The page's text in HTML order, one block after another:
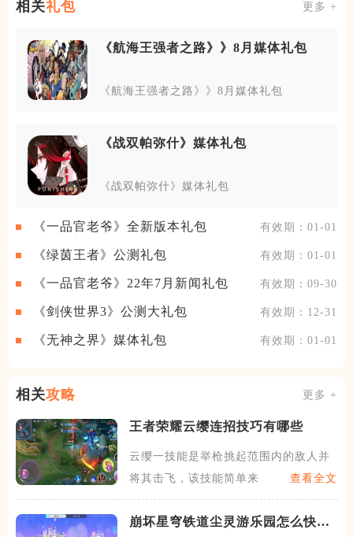
相关礼包 更多 +
《航海王强者之路》》8月媒体礼包
《航海王强者之路》》8月媒体礼包
《战双帕弥什》媒体礼包
《战双帕弥什》媒体礼包
《一品官老爷》全新版本礼包 有效期：01-01
《绿茵王者》公测礼包 有效期：01-01
《一品官老爷》22年7月新闻礼包 有效期：09-30
《剑侠世界3》公测大礼包 有效期：12-31
《无神之界》媒体礼包 有效期：01-01
相关攻略 更多 +
王者荣耀云缨连招技巧有哪些
云缨一技能是举枪挑起范围内的敌人并
将其击飞，该技能简单来说就
查看全文
崩坏星穹铁道尘灵游乐园怎么快速